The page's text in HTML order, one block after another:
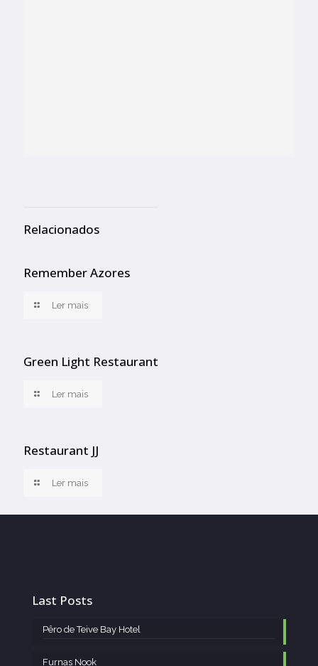
Relacionados
Remember Azores
Ler mais
Green Light Restaurant
Ler mais
Restaurant JJ
Ler mais
Last Posts
Pêro de Teive Bay Hotel
Furnas Nook